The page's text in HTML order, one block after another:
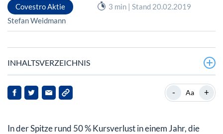
Covestro Aktie
3 min | Stand 20.02.2019
Stefan Weidmann
INHALTSVERZEICHNIS
Darum schwächelt der Kurs bisher
Leichte Dividendenerhöhung erwartet
- Aa +
In der Spitze rund 50 % Kursverlust in einem Jahr, die